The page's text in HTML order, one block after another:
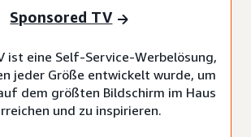
Sponsored TV
ist eine Self-Service-Werbelösung,
jeder Größe entwickelt wurde, um
dem größten Bildschirm im Haus
und zu inspirieren.